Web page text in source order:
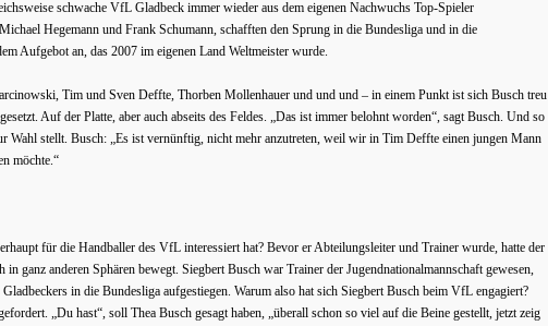
schwache VfL Gladbeck immer wieder aus dem eigenen Nachwuchs Top-Spieler
Hegemann und Frank Schumann, schafften den Sprung in die Bundesliga und in die
Aufgebot an, das 2007 im eigenen Land Weltmeister wurde.
Tim und Sven Deffte, Thorben Mollenhauer und und und – in einem Punkt ist sich Busch treu
Auf der Platte, aber auch abseits des Feldes. „Das ist immer belohnt worden“, sagt Busch. Und so
Wahl stellt. Busch: „Es ist vernünftig, nicht mehr anzutreten, weil wir in Tim Deffte einen jungen Mann
möchte.“
für die Handballer des VfL interessiert hat? Bevor er Abteilungsleiter und Trainer wurde, hatte der
ganz anderen Sphären bewegt. Siegbert Busch war Trainer der Jugendnationalmannschaft gewesen,
in die Bundesliga aufgestiegen. Warum also hat sich Siegbert Busch beim VfL engagiert?
„Du hast“, soll Thea Busch gesagt haben, „überall schon so viel auf die Beine gestellt, jetzt zeig